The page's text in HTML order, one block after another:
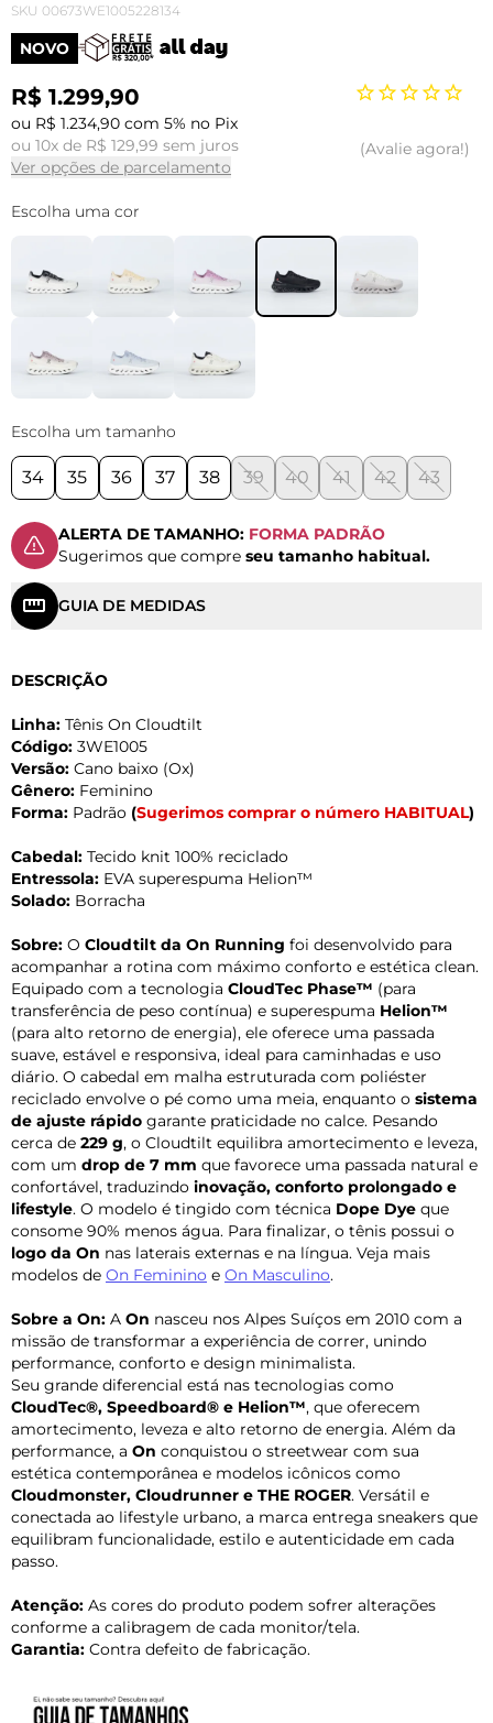
NOVO
SKU 00673WE1005228134
R$ 1.299,90
ou R$ 1.234,90 com 5% no Pix
ou 10x de R$ 129,99 sem juros
Ver opções de parcelamento
Avalie agora!
Escolha uma cor
Escolha um tamanho
34 35 36 37 38 39 40 41 42 43
ALERTA DE TAMANHO: FORMA PADRÃO
Sugerimos que compre seu tamanho habitual.
GUIA DE MEDIDAS
DESCRIÇÃO
Linha: Tênis On Cloudtilt
Código: 3WE1005
Versão: Cano baixo (Ox)
Gênero: Feminino
Forma: Padrão (Sugerimos comprar o número HABITUAL)
Cabedal: Tecido knit 100% reciclado
Entressola: EVA superespuma Helion™
Solado: Borracha
Sobre: O Cloudtilt da On Running foi desenvolvido para
acompanhar a rotina com máximo conforto e estética clean.
Equipado com a tecnologia CloudTec Phase™ (para
transferência de peso contínua) e superespuma Helion™
(para alto retorno de energia), ele oferece uma passada
suave, estável e responsiva, ideal para caminhadas e uso
diário. O cabedal em malha estruturada com poliéster
reciclado envolve o pé como uma meia, enquanto o sistema
de ajuste rápido garante praticidade no calce. Pesando
cerca de 229 g, o Cloudtilt equilibra amortecimento e leveza,
com um drop de 7 mm que favorece uma passada natural e
confortável, traduzindo inovação, conforto prolongado e
lifestyle. O modelo é tingido com técnica Dope Dye que
consome 90% menos água. Para finalizar, o tênis possui o
logo da On nas laterais externas e na língua. Veja mais
modelos de On Feminino e On Masculino.
Sobre a On: A On nasceu nos Alpes Suíços em 2010 com a
missão de transformar a experiência de correr, unindo
performance, conforto e design minimalista.
Seu grande diferencial está nas tecnologias como
CloudTec®, Speedboard® e Helion™, que oferecem
amortecimento, leveza e alto retorno de energia. Além da
performance, a On conquistou o streetwear com sua
estética contemporânea e modelos icônicos como
Cloudmonster, Cloudrunner e THE ROGER. Versátil e
conectada ao lifestyle urbano, a marca entrega sneakers que
equilibram funcionalidade, estilo e autenticidade em cada
passo.
Atenção: As cores do produto podem sofrer alterações
conforme a calibragem de cada monitor/tela.
Garantia: Contra defeito de fabricação.